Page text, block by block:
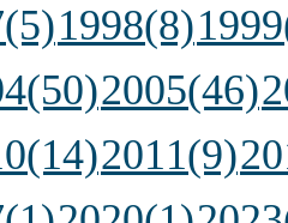
1998(8)
2005(46)
2011(9)